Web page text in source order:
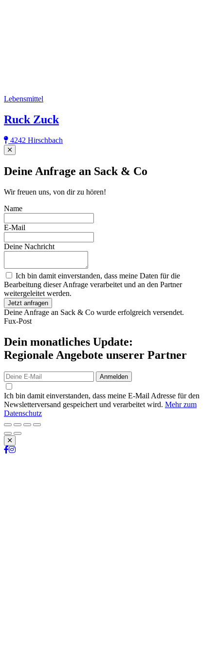
Lebensmittel
Ruck Zuck
4242 Hirschbach
Close
Deine Anfrage an Sack & Co
Wir freuen uns, von dir zu hören!
Name
E-Mail
Deine Nachricht
Ich bin damit einverstanden, dass meine Daten für die
Bearbeitung dieser Anfrage verarbeitet und an den Partner
weitergeleitet werden.
Jetzt anfragen
Deine Anfrage an Sack & Co wurde erfolgreich versendet.
Fux-Post
Dein monatliches Update:
Regionale Angebote unserer Partner
Anmelden
Ich bin damit einverstanden, dass meine E-Mail Adresse für den
Newsletterversand gespeichert und verarbeitet wird. Mehr zum
Datenschutz
Schließen